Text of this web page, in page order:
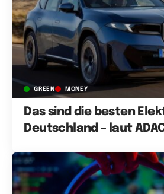
GREEN MONEY
Das sind die besten
Deutschland – laut